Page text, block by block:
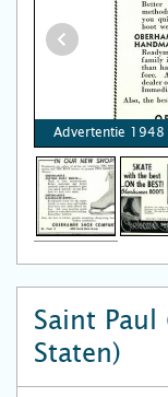
Advertentie 1948
Saint Paul
Staten)